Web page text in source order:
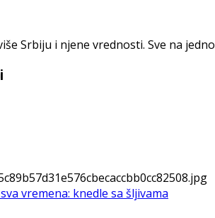
Srbiju i njene vrednosti. Sve na
vremena: knedle sa šljivama